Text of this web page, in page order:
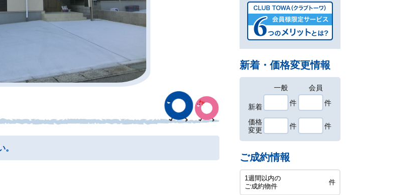
。
新着・価格変更情報
一般 会員
新着
件 件
価格
変更
件 件
ご成約情報
1週間以内の
ご成約物件
件